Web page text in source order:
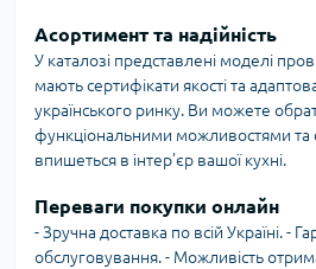
Асортимент та надійність
У каталозі представлені моделі
мають сертифікати якості та
українського ринку. Ви можете
функціональними можливостями та
впишеться в інтер’єр вашої кухні.
Переваги покупки онлайн
- Зручна доставка по всій Україні. -
обслуговування. - Можливість